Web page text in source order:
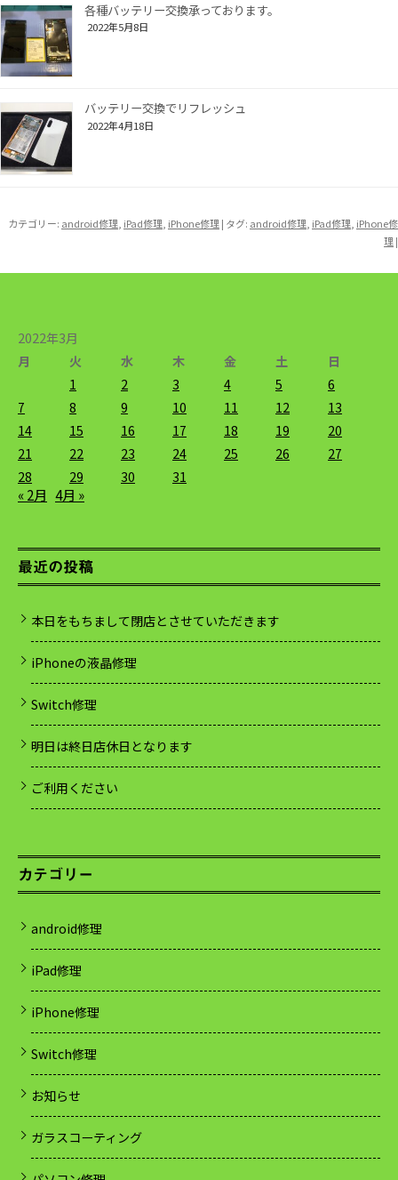
各種バッテリー交換承っております。
2022年5月8日
バッテリー交換でリフレッシュ
2022年4月18日
カテゴリー: android修理 iPad修理 iPhone修理| タグ: android修理 iPad修理 iPhone修
理|
2022年3月
月
火 水 木 金 土
日
1
2 3 4 5
6
7
8 9 10 11 12
13
14
15 16 17 18 19
20
21
22 23 24 25 26
27
28
29 30 31
« 2月 4月 »
最近の投稿
本日をもちまして閉店とさせていただきます
iPhoneの液晶修理
Switch修理
明日は終日店休日となります
ご利用ください
カテゴリー
android修理
iPad修理
iPhone修理
Switch修理
お知らせ
ガラスコーティング